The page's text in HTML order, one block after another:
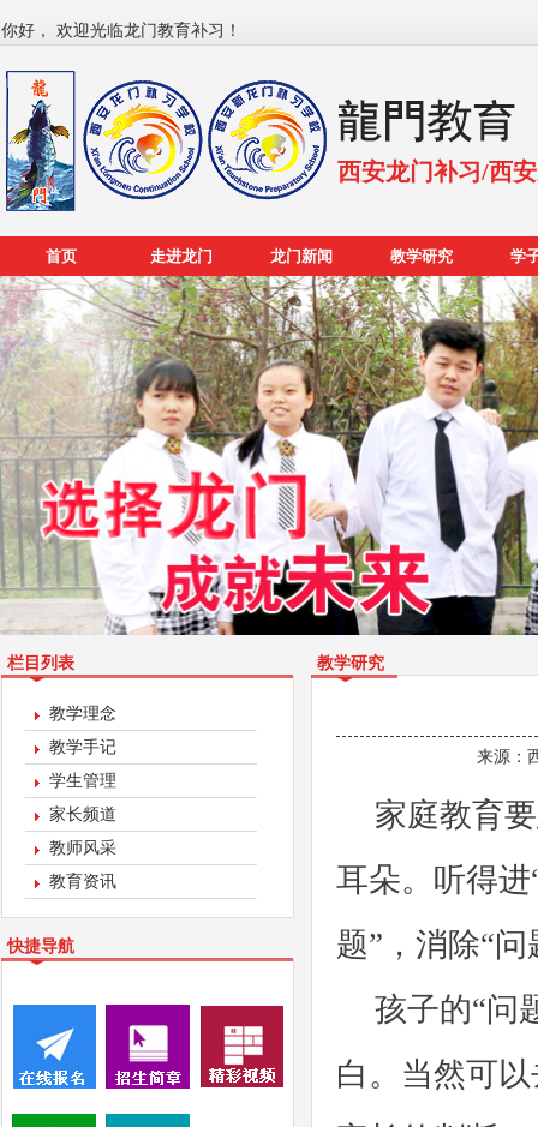
你好， 欢迎光临龙门教育补习！
西安龙门补习/西
首页 走进龙门 龙门新闻 教学研究 学
栏目列表
教学理念
教学手记
学生管理
家长频道
教师风采
教育资讯
快捷导航
教学研究
来源：
家庭教育
耳朵。听得
题”，消除“问
孩子的“问
白。当然可